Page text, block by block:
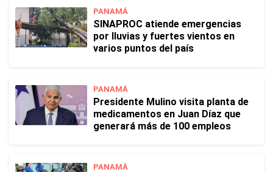
PANAMÁ
SINAPROC atiende emergencias
por lluvias y fuertes vientos en
varios puntos del país
PANAMÁ
Presidente Mulino visita planta de
medicamentos en Juan Díaz que
generará más de 100 empleos
PANAMÁ